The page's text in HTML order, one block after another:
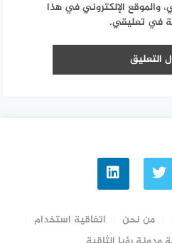
والموقع الإلكتروني في هذا
في تعليقي.
من نحن
اتفاقية استخدام